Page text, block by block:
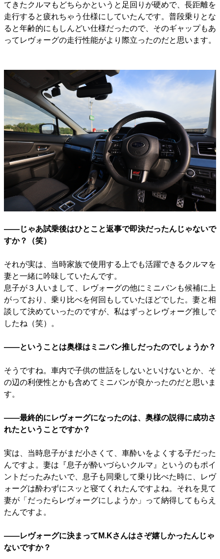
てきたクルマもどちらかというと足回りが硬めで、長距離を
走行すると疲れちゃう仕様にしていたんです。普段乗りとな
ると年齢的にもしんどい仕様だったので、そのギャップもあ
ってレヴォーグの走行性能がより際立ったのだと思います。
――じゃあ試乗後はひとこと返事で即決だったんじゃないで
すか？（笑）
それが実は、当時家族で使用する上でも活躍できるクルマを
妻と一緒に吟味していたんです。
息子が３人いまして、レヴォーグの他にミニバンも候補に上
がっており、乗り比べを何回もしていたほどでした。妻と相
談して決めていったのですが、私はずっとレヴォーグ推しで
したね（笑）。
――ということは奥様はミニバン推しだったのでしょうか？
そうですね。車内で子供の世話をしないといけないとか、そ
の辺の利便性とかも含めてミニバンが良かったのだと思いま
す。
――最終的にレヴォーグになったのは、奥様の説得に成功さ
れたということですか？
実は、当時息子がまだ小さくて、車酔いをよくする子だった
んですよ。妻は『息子が酔いづらいクルマ』というのもポイ
ントだったみたいで、息子も同乗して乗り比べた時に、レヴ
ォーグは酔わずにスッと寝てくれたんですよね。それを見て
妻が「だったらレヴォーグにしようか」って納得してもらえ
たんですよ。
――レヴォーグに決まってM.Kさんはさぞ嬉しかったんじゃ
ないですか？